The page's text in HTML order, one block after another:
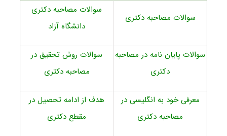
سوالات مصاحبه دکتری
سوالات مصاحبه دکتری
دانشگاه آزاد
سوالات پایان نامه در مصاحبه
دکتری
سوالات روش تحقیق در
مصاحبه دکتری
معرفی خود به انگلیسی در
مصاحبه دکتری
هدف از ادامه تحصیل در
مقطع دکتری